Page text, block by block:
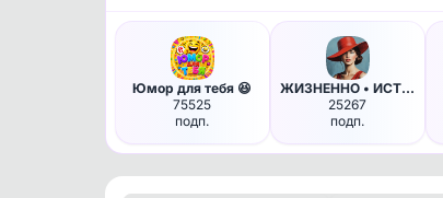
Юмор для тебя 😆
75525
подп.
ЖИЗНЕННО • ИСТОРИИ
25267
подп.